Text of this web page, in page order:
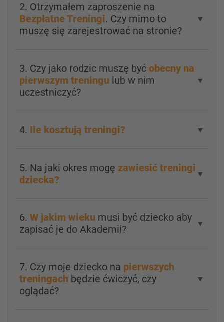
2. Otrzymałem zaproszenie na
Bezpłatne Treningi. Czy mimo to
muszę się zarejestrować na stronie?
▼
3. Czy jako rodzic muszę być obecny na
pierwszym treningu lub w nim
uczestniczyć?
▼
4. Ile kosztują treningi? ▼
5. Na jaki okres mogę zawiesić treningi
dziecka?
▼
6. W jakim wieku musi być dziecko aby
zapisać je do Akademii?
▼
7. Czy moje dziecko na pierwszych
treningach będzie ćwiczyć, czy
oglądać?
▼